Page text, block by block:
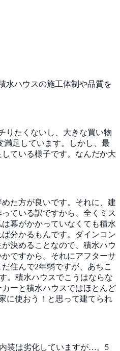
水ハウスの施工体制や品質を
りたくないし、大きな買い物
満足しています。しかし、最
ている様子です。なんだか大
た方が良いです。それに、建
ている訳ですから、全くミス
幕がかかっていなくても積水
分かるもんです。ダインコン
決めることなので、積水ハウ
ですから。それにアフターサ
住んで2年弱ですが、あちこ
。積水ハウスでこうはならな
ーと積水ハウスではほとんど
に使おう！と思って建てられ
装は劣化していますが…。5